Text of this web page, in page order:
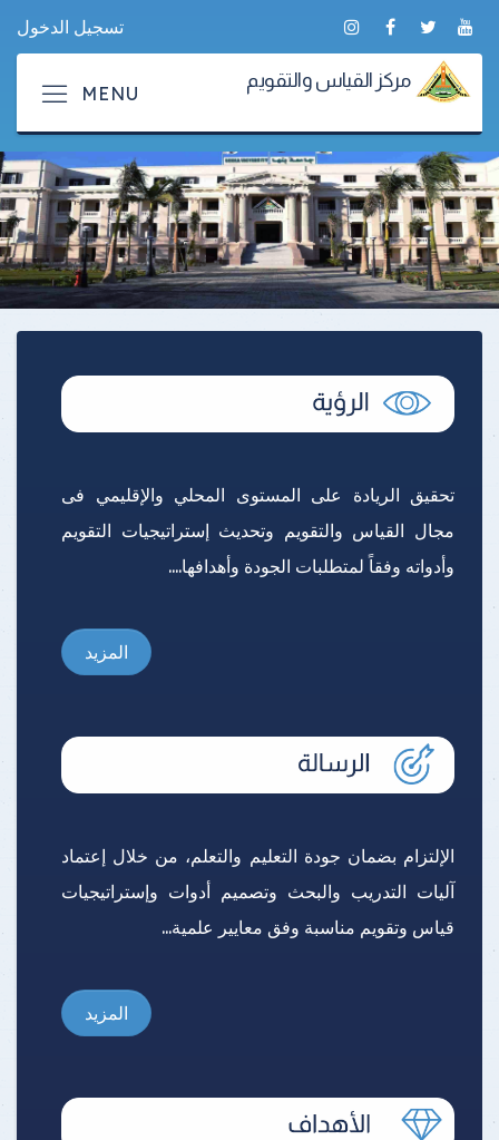
تسجيل الدخول
مركز القياس والتقويم
تحقيق الريادة على المستوى المحلي والإقليمي فى
مجال القياس والتقويم وتحديث إستراتيجيات التقويم
وأدواته وفقاً لمتطلبات الجودة وأهدافها....
المزيد
الإلتزام بضمان جودة التعليم والتعلم، من خلال إعتماد
آليات التدريب والبحث وتصميم أدوات وإستراتيجيات
قياس وتقويم مناسبة وفق معايير علمية...
المزيد